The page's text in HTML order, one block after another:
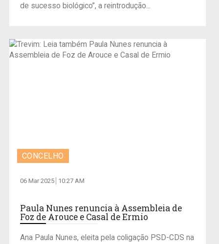
de sucesso biológico”, a reintrodução...
CONCELHO
06 Mar 2025 10:27 AM
Paula Nunes renuncia à Assembleia de
Foz de Arouce e Casal de Ermio
Ana Paula Nunes, eleita pela coligação PSD-CDS na